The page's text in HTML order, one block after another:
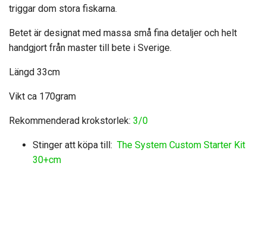
triggar dom stora fiskarna.
Betet är designat med massa små fina detaljer och helt
handgjort från master till bete i Sverige.
Längd 33cm
Vikt ca 170gram
Rekommenderad krokstorlek: 3/0
Stinger att köpa till: The System Custom Starter Kit
30+cm